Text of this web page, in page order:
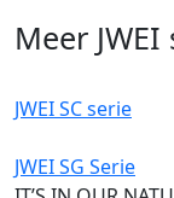
Meer
JWEI SC serie
JWEI SG Serie